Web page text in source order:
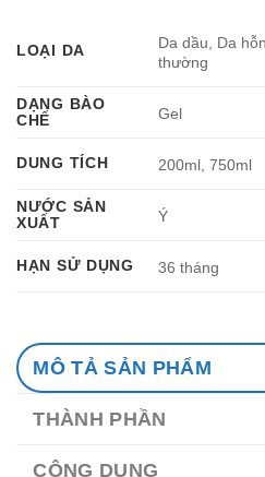
LOẠI DA
Da dầu, Da
thường
DẠNG BÀO
CHẾ
Gel
DUNG TÍCH 200ml, 750ml
NƯỚC SẢN
XUẤT
Ý
HẠN SỬ DỤNG 36 tháng
MÔ TẢ SẢN PHẨM
THÀNH PHẦN
CÔNG DỤNG